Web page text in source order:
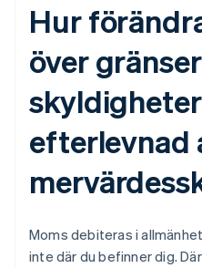
Hur
över
efterlevnad
Moms debiteras i
inte där du befinner dig.